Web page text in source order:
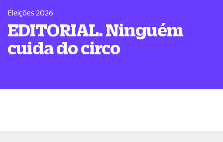
Eleições 2026
EDITORIAL. Ninguém
cuida do circo